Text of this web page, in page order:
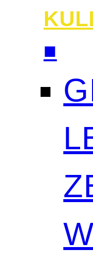
■